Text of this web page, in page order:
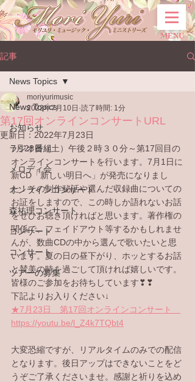
MENU
記事
News Topics
お知らせ
ラジオ番組
メロディ会
オンラインコンサート
森祐理コンサート
コンサート
コンサート
ツアーの募集
News Topics
第17回オンラインコンサートURL
moriyurimusic
2022年7月10日 読了時間: 1分
更新日： 2022年7月23日
7月23日（土）午後２時３０分～第17回目の
オンラインコンサートを行います。7月1日に
新CD「新しい明日へ」が発売になりまし
た！その制作秘話や選んだ収録曲についての
お証をしますので、この時しか語れないお話
をぜひお聴き頂ければと思います。著作権の
関係で、フェイドアウト等するかもしれませ
んが、数曲CDの中から選んで歌いたいと思
います。夏の日の昼下がり、ホッとするお話
と賛美の時を過ごして頂ければ嬉しいです。
皆様のご参加をお待ちしています❣❣
下記よりお入りください↓
★7月23日　第17回オンラインコンサート
https://youtu.be/l_Z4k7TQbt4
大変恐縮ですが、リアルタイムのみでの配信
となります。後日アップはできないことをど
うぞご了承くださいませ。感謝と祈りを込め